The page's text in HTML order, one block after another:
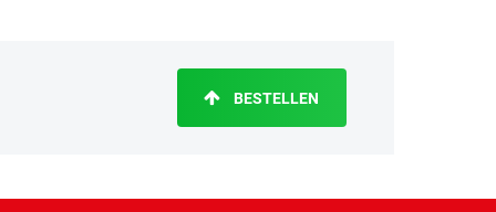
BESTELLEN